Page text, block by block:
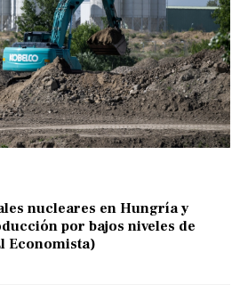
nucleares en Hungría y
por bajos niveles de
Economista)